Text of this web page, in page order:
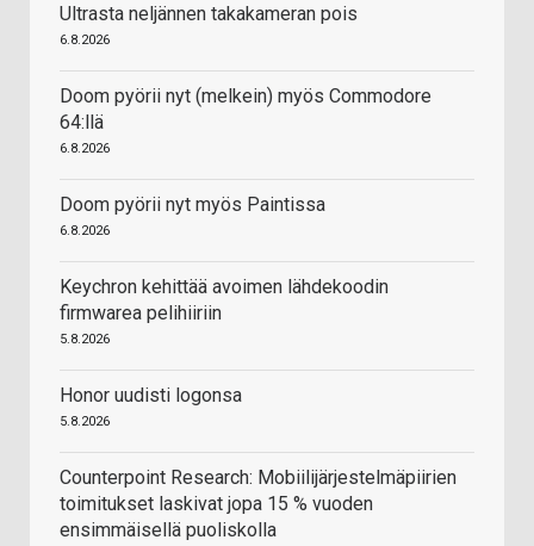
Ultrasta neljännen takakameran pois
6.8.2026
Doom pyörii nyt (melkein) myös Commodore
64:llä
6.8.2026
Doom pyörii nyt myös Paintissa
6.8.2026
Keychron kehittää avoimen lähdekoodin
firmwarea pelihiiriin
5.8.2026
Honor uudisti logonsa
5.8.2026
Counterpoint Research: Mobiilijärjestelmäpiirien
toimitukset laskivat jopa 15 % vuoden
ensimmäisellä puoliskolla